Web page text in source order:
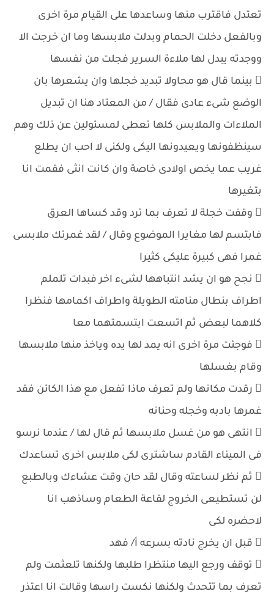
تعتدل فاقترب منها وساعدها على القيام مرة اخرى
وبالفعل دخلت الحمام وبدلت ملابسها وما ان خرجت الا
ووجدته يبدل لها ملاءة السرير فجلت من نفسها
 بينما قال هو محاولا تبديد خجلها وان يشعرها بان
الوضع شىء عادى فقال / من المعتاد هنا ان تبديل
الملاءات والملابس كلها تعطى لمسئولين عن ذلك وهم
سينظفونها ويعيدونها اليكى ولكنى لا احب ان يطلع
غريب عما يخص اولادى خاصة وان كانت انثى فقمت انا
بتغيرها
 وقفت خجلة لا تعرف بما ترد وقد كساها العرق
فابتسم لها مغايرا الموضوع وقال / لقد غمرتك ملابسى
غمرا فهى كبيرة عليكى كثيرا
 نجح هو ان يشد انتباهها لشىء اخر فبدات تلملم
اطراف بنطال منامته الطويلة واطراف اكمامها فنظرا
كلاهما لبعض ثم اتسعت ابتسمتهما معا
 فوجئت مرة اخرى انه يمد لها يده وياخذ منها ملابسها
وقام بغسلها
 رقدت مكانها ولم تعرف ماذا تفعل مع هذا الكائن فقد
غمرها بادبه وخجله وحنانه
 انتهى هو من غسل ملابسها ثم قال لها / عندما نرسو
فى الميناء القادم ساشترى لكى ملابس اخرى تساعدك
 ثم نظر لساعته وقال لقد حان وقت عشاءك وبالطبع
لن تستطيعى الخروج لقاعة الطعام وساذهب انا
لاحضره لكى
 قبل ان يخرج نادته بسرعه أ/ فهد
 توقف ورجع اليها منتظرا طلبها ولكنها تلعثمت ولم
تعرف بما تتحدث ولكنها نكست راسها وقالت انا اعتذر